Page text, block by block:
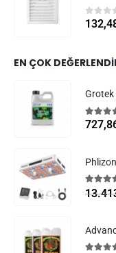
05
EN ÇOK
Grotek
5.00 5
5.005